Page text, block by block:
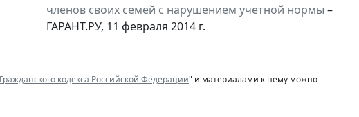
членов своих семей с нарушением учетной нормы –
ГАРАНТ.РУ, 11 февраля 2014 г.
кодекса Российской Федерации" и материалами к нему можно